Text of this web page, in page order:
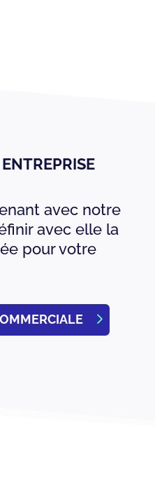
avec notre
avec elle la
pour votre